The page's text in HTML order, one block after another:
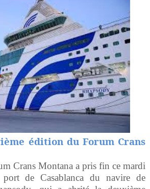
édition du Forum Crans
Crans Montana a pris fin ce mardi
port de Casablanca du navire de